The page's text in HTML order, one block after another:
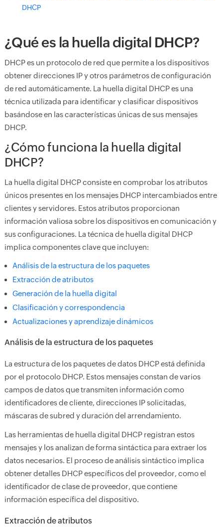
DHCP
¿Qué es la huella digital DHCP?
DHCP es un protocolo de red que permite a los dispositivos
obtener direcciones IP y otros parámetros de configuración
de red automáticamente. La huella digital DHCP es una
técnica utilizada para identificar y clasificar dispositivos
basándose en las características únicas de sus mensajes
DHCP.
¿Cómo funciona la huella digital
DHCP?
La huella digital DHCP consiste en comprobar los atributos
únicos presentes en los mensajes DHCP intercambiados entre
clientes y servidores. Estos atributos proporcionan
información valiosa sobre los dispositivos en comunicación y
sus configuraciones. La técnica de huella digital DHCP
implica componentes clave que incluyen:
Análisis de la estructura de los paquetes
Extracción de atributos
Generación de la huella digital
Clasificación y correspondencia
Actualizaciones y aprendizaje dinámicos
Análisis de la estructura de los paquetes
La estructura de los paquetes de datos DHCP está definida
por el protocolo DHCP. Estos mensajes constan de varios
campos de datos que transmiten información como
identificadores de cliente, direcciones IP solicitadas,
máscaras de subred y duración del arrendamiento.
Las herramientas de huella digital DHCP registran estos
mensajes y los analizan de forma sintáctica para extraer los
datos necesarios. El proceso de análisis sintáctico implica
obtener detalles DHCP específicos del proveedor, como el
identificador de clase de proveedor, que contiene
información específica del dispositivo.
Extracción de atributos